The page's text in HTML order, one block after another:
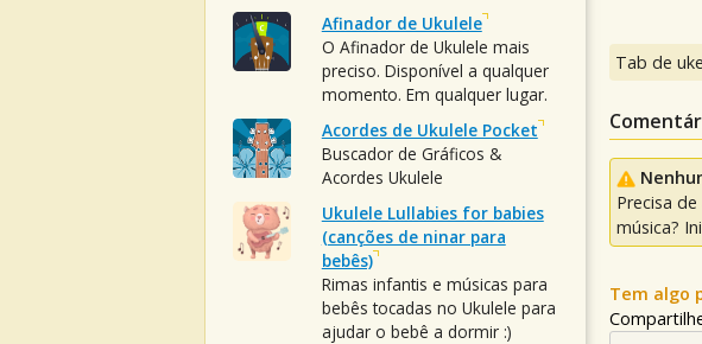
Tab de
Precisa
música?
Tem algo
Afinador de Ukulele
O Afinador de Ukulele mais
preciso. Disponível a qualquer
momento. Em qualquer lugar.
Acordes de Ukulele Pocket
Buscador de Gráficos &
Acordes Ukulele
Ukulele Lullabies for babies
(canções de ninar para
bebês)
Rimas infantis e músicas para
bebês tocadas no Ukulele para
ajudar o bebê a dormir :)